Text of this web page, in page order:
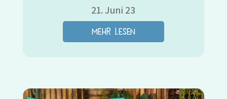
21. Juni 23
mehr lesen